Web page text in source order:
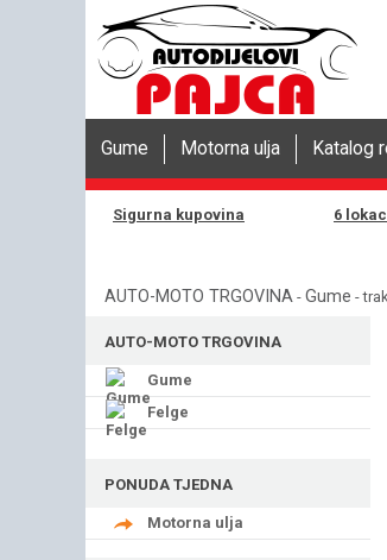
Gume Motorna ulja Katalog
Sigurna kupovina 6
AUTO-MOTO TRGOVINA - Gume -
AUTO-MOTO TRGOVINA
Gume
Felge
PONUDA TJEDNA
Motorna ulja